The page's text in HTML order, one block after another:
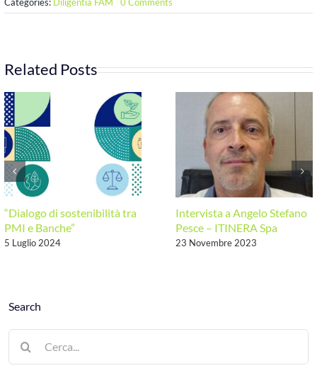
Perchè
i
Related Posts
“Dialogo di sostenibilità tra
PMI e Banche”
5 Luglio 2024
Intervista a Angelo Stefano
Pesce – ITINERA Spa
23 Novembre 2023
Search
Cerca
per: